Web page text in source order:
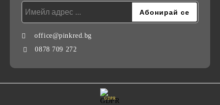
office@pinkred.bg
0878 709 272
GDPR